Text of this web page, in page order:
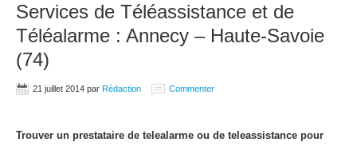
Services de Téléassistance et de
Téléalarme : Annecy – Haute-Savoie
(74)
21 juillet 2014 par Rédaction Commenter
Trouver un prestataire de telealarme ou de teleassistance pour